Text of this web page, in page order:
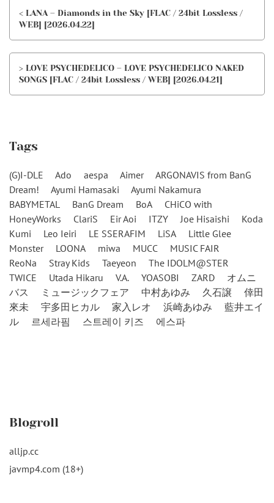
< LANA – Diamonds in the Sky [FLAC / 24bit Lossless /
WEB] [2026.04.22]
> LOVE PSYCHEDELICO – LOVE PSYCHEDELICO NAKED
SONGS [FLAC / 24bit Lossless / WEB] [2026.04.21]
Tags
(G)I-DLE Ado aespa Aimer
ARGONAVIS from BanG
Dream!
Ayumi Hamasaki
Ayumi Nakamura
BABYMETAL
BanG Dream BoA
CHiCO with
HoneyWorks
ClariS Eir Aoi ITZY Joe Hisaishi
Koda
Kumi
Leo Ieiri LE SSERAFIM LiSA
Little Glee
Monster
LOONA miwa MUCC
MUSIC FAIR
ReoNa
Stray Kids Taeyeon
The IDOLM@STER
TWICE
Utada Hikaru V.A. YOASOBI ZARD
オムニ
バス
ミュージックフェア 中村あゆみ 久石譲
倖田
來未
宇多田ヒカル 家入レオ 浜崎あゆみ
藍井エイ
ル
르세라핌 스트레이 키즈 에스파
Blogroll
alljp.cc
javmp4.com (18+)